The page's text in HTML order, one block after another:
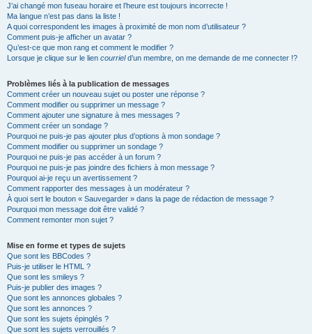
J’ai changé mon fuseau horaire et l’heure est toujours incorrecte !
Ma langue n’est pas dans la liste !
A quoi correspondent les images à proximité de mon nom d’utilisateur ?
Comment puis-je afficher un avatar ?
Qu’est-ce que mon rang et comment le modifier ?
Lorsque je clique sur le lien courrield’un membre, on me demande de me connecter !?
Problèmes liés à la publication de messages
Comment créer un nouveau sujet ou poster une réponse ?
Comment modifier ou supprimer un message ?
Comment ajouter une signature à mes messages ?
Comment créer un sondage ?
Pourquoi ne puis-je pas ajouter plus d’options à mon sondage ?
Comment modifier ou supprimer un sondage ?
Pourquoi ne puis-je pas accéder à un forum ?
Pourquoi ne puis-je pas joindre des fichiers à mon message ?
Pourquoi ai-je reçu un avertissement ?
Comment rapporter des messages à un modérateur ?
À quoi sert le bouton « Sauvegarder » dans la page de rédaction de message ?
Pourquoi mon message doit être validé ?
Comment remonter mon sujet ?
Mise en forme et types de sujets
Que sont les BBCodes ?
Puis-je utiliser le HTML ?
Que sont les smileys ?
Puis-je publier des images ?
Que sont les annonces globales ?
Que sont les annonces ?
Que sont les sujets épinglés ?
Que sont les sujets verrouillés ?